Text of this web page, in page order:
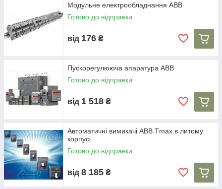
Модульне електрообладнання ABB
Готово до відправки
від 176 ₴
Пускорегулююча апаратура ABB
Готово до відправки
від 1 518 ₴
Автоматичні вимикачі ABB Tmax в литому
корпусі
Готово до відправки
від 8 185 ₴